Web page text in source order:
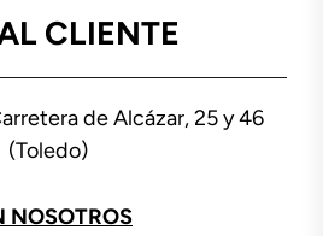
CLIENTE
de Alcázar, 25 y 46
(Toledo)
NOSOTROS